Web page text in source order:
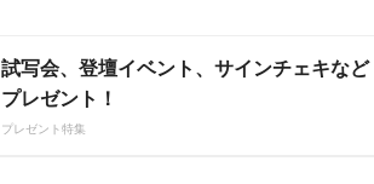
試写会、登壇イベント、サインチェキなど
プレゼント！
プレゼント特集